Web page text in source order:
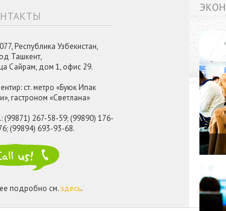
Республика Узбекистан,
Ташкент,
Сайрам, дом 1, офис 29.
ст. метро «Буюк Ипак
гастроном «Светлана»
(99871) 267-58-59; (99890) 176-
(99894) 693-93-68.
подробно см.здесь.